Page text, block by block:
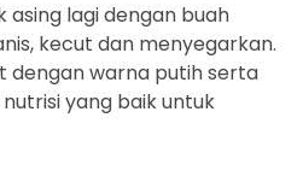
lagi dengan buah
kecut dan menyegarkan.
dengan warna putih serta
yang baik untuk